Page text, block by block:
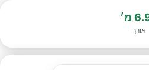
מ׳
אורך